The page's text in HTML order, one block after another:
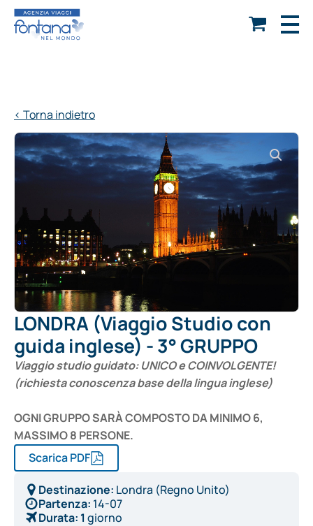
< Torna indietro
LONDRA (Viaggio Studio con
guida inglese) - 3° GRUPPO
Viaggio studio guidato: UNICO e COINVOLGENTE!
(richiesta conoscenza base della lingua inglese)
OGNI GRUPPO SARÀ COMPOSTO DA MINIMO 6,
MASSIMO 8 PERSONE.
Scarica PDF
Destinazione: Londra (Regno Unito)
Partenza: 14-07
Durata: 1 giorno